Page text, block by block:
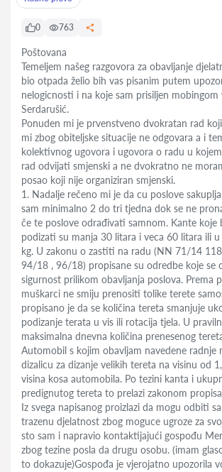
0 763
Poštovana
Temeljem našeg razgovora za obavljanje
bio otpada želio bih vas pisanim putem
nelogicnosti i na koje sam prisiljen
Serdarušić.
Ponuden mi je prvenstveno dvokratan rad
mi zbog obiteljske situacije ne odgovara a i
kolektivnog ugovora i ugovora o radu u
rad odvijati smjenski a ne dvokratno ne
posao koji nije organiziran smjenski.
1. Nadalje rečeno mi je da cu poslove
sam minimalno 2 do tri tjedna dok se ne
če te poslove odrađivati samnom. Kante koje
podizati su manja 30 litara i veca 60 litara ili
kg. U zakonu o zastiti na radu (NN 71/14
94/18 , 96/18) propisane su odredbe koje se
sigurnost prilikom obavljanja poslova. Prema
muškarci ne smiju prenositi tolike terete
propisano je da se količina tereta smanjuje
podizanje terata u vis ili rotacija tjela. U
maksimalna dnevna količina prenesenog
Automobil s kojim obavljam navedene radnje
dizalicu za dizanje velikih tereta na visinu od
visina kosa automobila. Po tezini kanta i
predignutog tereta to prelazi zakonom
Iz svega napisanog proizlazi da mogu odbiti
trazenu djelatnost zbog moguce ugroze za
sto sam i napravio kontaktijajući gospođu
zbog tezine posla da drugu osobu. (imam
to dokazuje)Gospođa je vjerojatno upozorila